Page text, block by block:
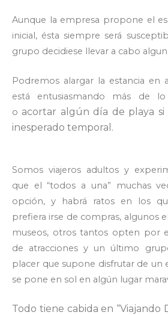
Aunque la empresa propone el
inicial, ésta siempre será
grupo decidiese llevar a cabo
Podremos alargar la estancia en
está entusiasmando más de
o acortar algún día de playa
inesperado temporal.
Somos viajeros adultos y
que el “todos a una” muchas
opción, y habrá ratos en los
prefiera irse de compras, algunos
museos, otros tantos opten por
de atracciones y un último
placer que supone disfrutar de un
se pone en sol en algún lugar
Todo tiene cabida en “Viajando